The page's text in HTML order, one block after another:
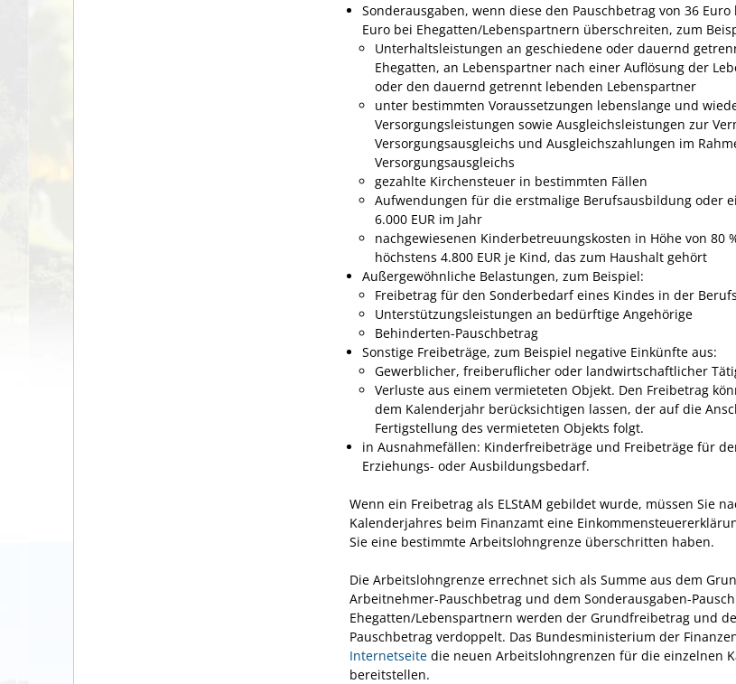
Sonderausgaben, wenn diese den Pauschbetrag von 36
Euro bei Ehegatten/Lebenspartnern überschreiten, zum
Unterhaltsleistungen an geschiedene oder dauernd
Ehegatten, an Lebenspartner nach einer Auflösung der
oder den dauernd getrennt lebenden Lebenspartner
unter bestimmten Voraussetzungen lebenslange und
Versorgungsleistungen sowie Ausgleichsleistungen zur
Versorgungsausgleichs und Ausgleichszahlungen im
Versorgungsausgleichs
gezahlte Kirchensteuer in bestimmten Fällen
Aufwendungen für die erstmalige Berufsausbildung oder
6.000 EUR im Jahr
nachgewiesenen Kinderbetreuungskosten in Höhe von 80
höchstens 4.800 EUR je Kind, das zum Haushalt gehört
Außergewöhnliche Belastungen, zum Beispiel:
Freibetrag für den Sonderbedarf eines Kindes in der
Unterstützungsleistungen an bedürftige Angehörige
Behinderten-Pauschbetrag
Sonstige Freibeträge, zum Beispiel negative Einkünfte aus:
Gewerblicher, freiberuflicher oder landwirtschaftlicher
Verluste aus einem vermieteten Objekt. Den Freibetrag
dem Kalenderjahr berücksichtigen lassen, der auf die
Fertigstellung des vermieteten Objekts folgt.
in Ausnahmefällen: Kinderfreibeträge und Freibeträge für
Erziehungs- oder Ausbildungsbedarf.
Wenn ein Freibetrag als ELStAM gebildet wurde, müssen Sie
Kalenderjahres beim Finanzamt eine
Sie eine bestimmte Arbeitslohngrenze überschritten haben.
Die Arbeitslohngrenze errechnet sich als Summe aus dem
Arbeitnehmer-Pauschbetrag und dem Sonderausgaben-
Ehegatten/Lebenspartnern werden der Grundfreibetrag und
Pauschbetrag verdoppelt. Das Bundesministerium der
Internetseite die neuen Arbeitslohngrenzen für die einzelnen
bereitstellen.